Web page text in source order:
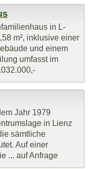
in L-
m², inklusive einer
und einem
umfasst im
Jahr 1979
in Lienz
sämtliche
Auf einer
... auf Anfrage